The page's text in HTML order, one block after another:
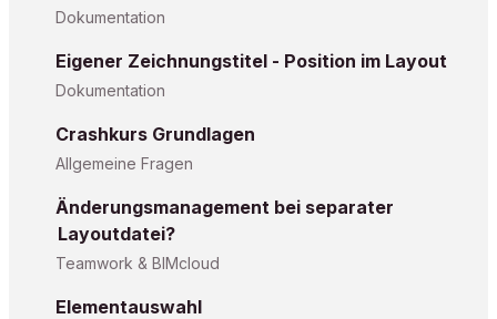
Dokumentation
Eigener Zeichnungstitel - Position im Layout
Dokumentation
Crashkurs Grundlagen
Allgemeine Fragen
Änderungsmanagement bei separater
Layoutdatei?
Teamwork & BIMcloud
Elementauswahl